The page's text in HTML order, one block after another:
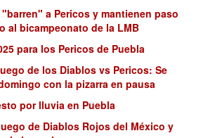
a Pericos y mantienen paso
al bicampeonato de la LMB
para los Pericos de Puebla
de los Diablos vs Pericos: Se
con la pizarra en pausa
por lluvia en Puebla
de Diablos Rojos del México y